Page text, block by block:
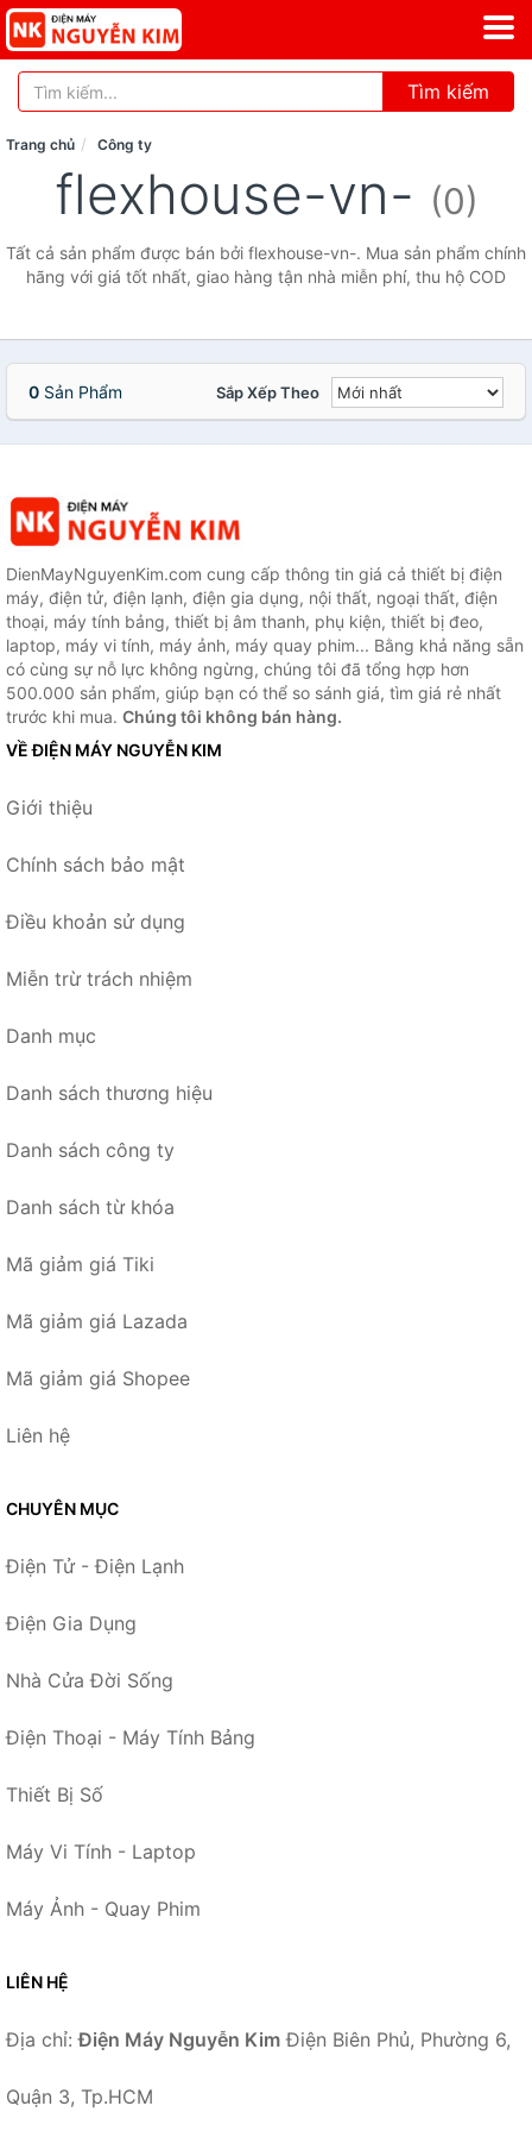
Tìm kiếm
Trang chủ Công ty
flexhouse-vn- (0)
Tất cả sản phẩm được bán bởi flexhouse-vn-. Mua sản phẩm chính
hãng với giá tốt nhất, giao hàng tận nhà miễn phí, thu hộ COD
0 Sản Phẩm Sắp Xếp Theo
DienMayNguyenKim.com cung cấp thông tin giá cả thiết bị điện
máy, điện tử, điện lạnh, điện gia dụng, nội thất, ngoại thất, điện
thoại, máy tính bảng, thiết bị âm thanh, phụ kiện, thiết bị đeo,
laptop, máy vi tính, máy ảnh, máy quay phim... Bằng khả năng sẵn
có cùng sự nỗ lực không ngừng, chúng tôi đã tổng hợp hơn
500.000 sản phẩm, giúp bạn có thể so sánh giá, tìm giá rẻ nhất
trước khi mua. Chúng tôi không bán hàng.
VỀ ĐIỆN MÁY NGUYỄN KIM
Giới thiệu
Chính sách bảo mật
Điều khoản sử dụng
Miễn trừ trách nhiệm
Danh mục
Danh sách thương hiệu
Danh sách công ty
Danh sách từ khóa
Mã giảm giá Tiki
Mã giảm giá Lazada
Mã giảm giá Shopee
Liên hệ
CHUYÊN MỤC
Điện Tử - Điện Lạnh
Điện Gia Dụng
Nhà Cửa Đời Sống
Điện Thoại - Máy Tính Bảng
Thiết Bị Số
Máy Vi Tính - Laptop
Máy Ảnh - Quay Phim
LIÊN HỆ
Địa chỉ:Điện Máy Nguyễn Kim Điện Biên Phủ, Phường 6,
Quận 3, Tp.HCM